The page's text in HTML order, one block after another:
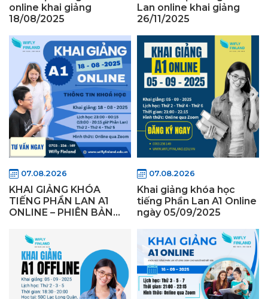
online khai giảng
18/08/2025
Lan online khai giảng
26/11/2025
07.08.2026
KHAI GIẢNG KHÓA
TIẾNG PHẦN LAN A1
ONLINE – PHIÊN BẢN
18/08/2025
07.08.2026
Khai giảng khóa học
tiếng Phần Lan A1 Online
ngày 05/09/2025